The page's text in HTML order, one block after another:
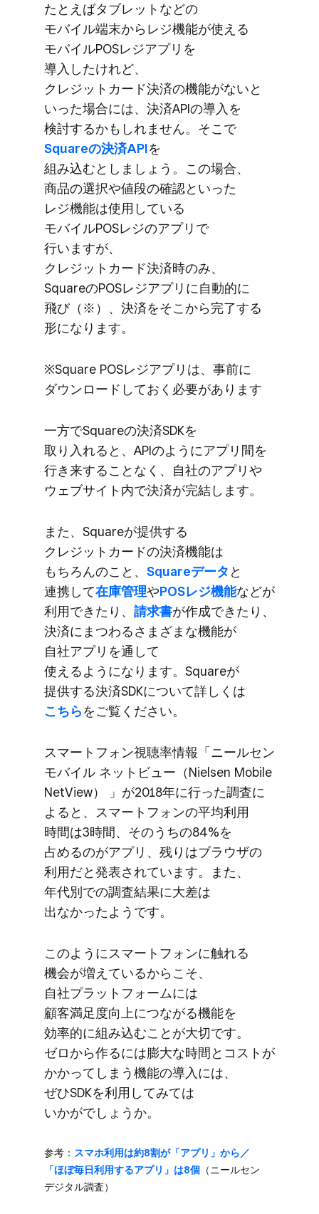
た​とえば​タブレットなどの​
モバイル端末から​レジ機能が​使える​
モバイルPOSレジアプリを​
導入したけれど、​
クレジットカード決済の​機能が​ないと​
いった​場合には、​決済APIの​導入を​
検討するかもしれません。​そこで
Squareの​決済APIを​
組み込むとしましょう。​この​場合、​
商品の​選択や​値段の​確認と​いった​
レジ機能は​使用している​
モバイルPOSレジの​アプリで​
行いますが、​
クレジットカード決済時のみ、​
Squareの​POSレジアプリに​自動的に​
飛び​（※）、​決済を​そこから​完了する​
形に​なります。
※Square POSレジアプリは、​事前に​
ダウンロードしておく​必要が​あります
一方で​Squareの​決済SDKを​
取り入れると、​APIのように​アプリ間を​
行き来する​ことなく、​自社の​アプリや​
ウェブサイト内で​決済が​完結します。
また、​Squareが​提供する​
クレジットカードの​決済機能は​
もちろんの​こと、 ​Squareデータ と​
連携して​在庫管理や​POSレジ機能などが​
利用​できたり、 ​請求書が​作成できたり、​
決済に​まつわるさまざまな​機能が​
自社アプリを​通して​
使えるようになります。​Squareが​
提供する​決済SDKに​ついて​詳しくは
こちらを​ご覧ください。
スマートフォン視聴率情報​「ニールセン
モバイル ネットビュー​（Nielsen Mobile
NetView）​ 」が​2018年に​行った​調査に​
よると、​スマートフォンの​平均利用​
時間は​3時間、​そのうちの​84%を​
占めるのが​アプリ、​残りは​ブラウザの​
利用だと​発表されています。​また、​
年代別での​調査結果に​大差は​
出なかったようです。
このように​スマートフォンに​触れる​
機会が​増えているから​こそ、​
自社プラットフォームには​
顧客満足度向上に​つながる​機能を​
効率的に​組み込むことが​大切です。​
ゼロから​作るには​膨大な​時間と​コストが​
かかってしまう​機能の​導入には、​
ぜひSDKを​利用してみては​
いかがでしょうか。
参考： スマホ利用は​約8割が​「アプリ」から​／​
「ほぼ毎日​利用する​アプリ」は​8個 ​（ニールセン
デジタル調査）